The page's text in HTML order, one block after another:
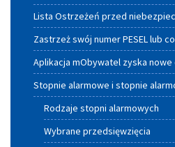
Lista Ostrzeżeń przed
Zastrzeż swój numer PESEL lub
Aplikacja mObywatel zyska nowe
Stopnie alarmowe i stopnie
Rodzaje stopni alarmowych
Wybrane przedsięwzięcia